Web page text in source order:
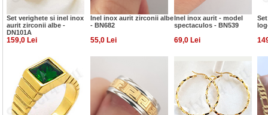
Set verighete si inel inox
aurit zirconii albe -
DN101A
Inel inox aurit zirconii albe
- BN682
Inel inox aurit - model
spectaculos - BN539
159,0 Lei 55,0 Lei 69,0 Lei